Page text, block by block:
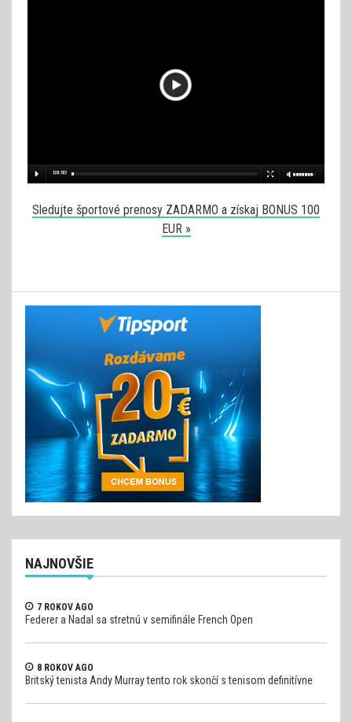
Sledujte športové prenosy ZADARMO a získaj BONUS 100
EUR »
NAJNOVŠIE
7 ROKOV AGO
Federer a Nadal sa stretnú v semifinále French Open
8 ROKOV AGO
Britský tenista Andy Murray tento rok skončí s tenisom definitívne